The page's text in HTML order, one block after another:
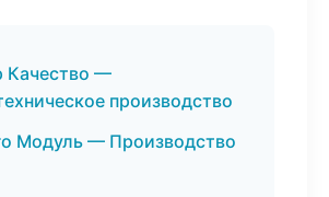
Качество —
производство
Модуль — Производство